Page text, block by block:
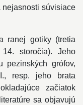
súvisiace
ranej gotiky (tretia
storočia). Jeho
pezinských grófov,
resp. jeho brata
začiatok
sa objavujú